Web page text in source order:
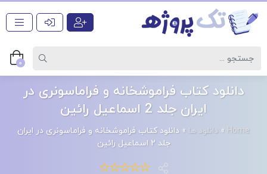
0
دانلود کتاب فراموشخانه و فراماسونری در
ایران جلد 2 اسماعیل رائین
Home
» دانلود ها » دانلود کتاب فراموشخانه و فراماسونری در ایران
جلد 2 اسماعیل رائین